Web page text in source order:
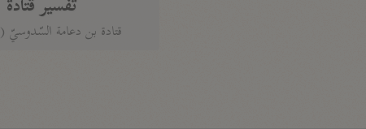
تفسير قتادة
قتادة بن دعامة السّدوسيّ (١١٧ هـ)